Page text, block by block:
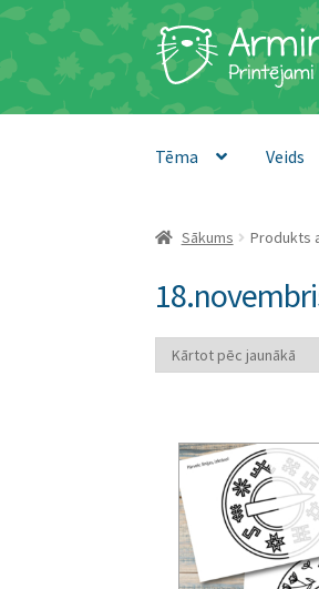
Skip
to
navigation
Skip
to
content
Tēma Veids
Sākums Produkts